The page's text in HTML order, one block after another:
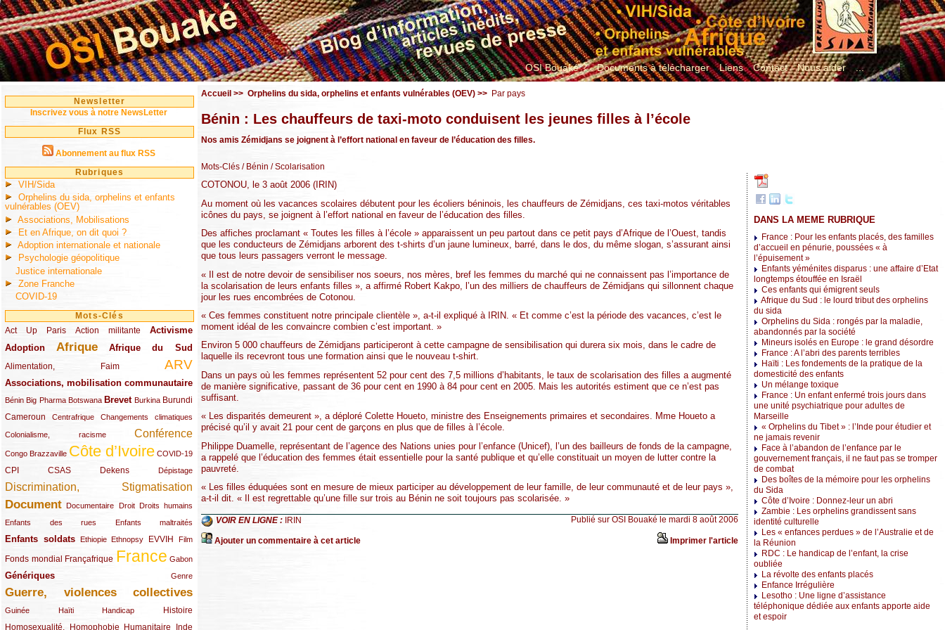
OSI Bouaké ? Documents à télécharger Liens Contact Nous aider ...
Newsletter
Inscrivez vous à notre NewsLetter
Flux RSS
Abonnement au flux RSS
Rubriques
VIH/Sida
Orphelins du sida, orphelins et enfants
vulnérables (OEV)
Associations, Mobilisations
Et en Afrique, on dit quoi ?
Adoption internationale et nationale
Psychologie géopolitique
Justice internationale
Zone Franche
COVID-19
Mots-Clés
Act Up Paris
(49/289) Action militante
(32/289) Activisme
(73/289)
Adoption
(82/289) Afrique
(161/289) Afrique du Sud
(73/289)
Alimentation, Faim
(48/289) ARV
(203/289)
Associations, mobilisation communautaire
(65/289)
Bénin
(13/289)Big Pharma
(16/289) Botswana
(9/289) Brevet
(83/289) Burkina
(18/289) Burundi
(30/289)
Cameroun
(47/289) Centrafrique
(23/289) Changements climatiques
(10/289)
Colonialisme, racisme
(19/289) Conférence
(118/289)
Congo Brazzaville
(24/289) Côte d’Ivoire
(263/289) COVID-19
(13/289)
CPI
(48/289) CSAS
(32/289) Dekens
(29/289) Dépistage
(19/289)
Discrimination, Stigmatisation
(131/289)
Document
(145/289) Documentaire
(9/289) Droit
(20/289) Droits humains
(22/289)
Enfants des rues
(21/289) Enfants maltraités
(10/289)
Enfants soldats
(68/289) Ethiopie
(12/289) Ethnopsy
(15/289) EVVIH
(55/289) Film
(22/289)
Fonds mondial
(48/289) Françafrique
(39/289) France
(289/289) Gabon
(12/289)
Génériques
(59/289) Genre
(22/289)
Guerre, violences collectives
(149/289)
Guinée
(12/289) Haïti
(15/289) Handicap
(10/289) Histoire
(49/289)
Homosexualité, Homophobie
(44/289) Humanitaire
(47/289) Inde
(34/289)
Accueil >> Orphelins du sida, orphelins et enfants vulnérables (OEV) >> Par pays
Bénin : Les chauffeurs de taxi-moto conduisent les jeunes filles à l’école
Nos amis Zémidjans se joignent à l’effort national en faveur de l’éducation des filles.
Mots-Clés / Bénin / Scolarisation
COTONOU, le 3 août 2006 (IRIN)
Au moment où les vacances scolaires débutent pour les écoliers béninois, les chauffeurs de Zémidjans, ces taxi-motos véritables
icônes du pays, se joignent à l’effort national en faveur de l’éducation des filles.
Des affiches proclamant « Toutes les filles à l’école » apparaissent un peu partout dans ce petit pays d’Afrique de l’Ouest, tandis
que les conducteurs de Zémidjans arborent des t-shirts d’un jaune lumineux, barré, dans le dos, du même slogan, s’assurant ainsi
que tous leurs passagers verront le message.
« Il est de notre devoir de sensibiliser nos soeurs, nos mères, bref les femmes du marché qui ne connaissent pas l’importance de
la scolarisation de leurs enfants filles », a affirmé Robert Kakpo, l’un des milliers de chauffeurs de Zémidjans qui sillonnent chaque
jour les rues encombrées de Cotonou.
« Ces femmes constituent notre principale clientèle », a-t-il expliqué à IRIN. « Et comme c’est la période des vacances, c’est le
moment idéal de les convaincre combien c’est important. »
Environ 5 000 chauffeurs de Zémidjans participeront à cette campagne de sensibilisation qui durera six mois, dans le cadre de
laquelle ils recevront tous une formation ainsi que le nouveau t-shirt.
Dans un pays où les femmes représentent 52 pour cent des 7,5 millions d’habitants, le taux de scolarisation des filles a augmenté
de manière significative, passant de 36 pour cent en 1990 à 84 pour cent en 2005. Mais les autorités estiment que ce n’est pas
suffisant.
« Les disparités demeurent », a déploré Colette Houeto, ministre des Enseignements primaires et secondaires. Mme Houeto a
précisé qu’il y avait 21 pour cent de garçons en plus que de filles à l’école.
Philippe Duamelle, représentant de l’agence des Nations unies pour l’enfance (Unicef), l’un des bailleurs de fonds de la campagne,
a rappelé que l’éducation des femmes était essentielle pour la santé publique et qu’elle constituait un moyen de lutter contre la
pauvreté.
« Les filles éduquées sont en mesure de mieux participer au développement de leur famille, de leur communauté et de leur pays »,
a-t-il dit. « Il est regrettable qu’une fille sur trois au Bénin ne soit toujours pas scolarisée. »
VOIR EN LIGNE : IRIN Publié sur OSI Bouaké le mardi 8 août 2006
Ajouter un commentaire à cet article Imprimer l'article
DANS LA MEME RUBRIQUE
France : Pour les enfants placés, des familles
d’accueil en pénurie, poussées « à
l’épuisement »
Enfants yéménites disparus : une affaire d’Etat
longtemps étouffée en Israël
Ces enfants qui émigrent seuls
Afrique du Sud : le lourd tribut des orphelins
du sida
Orphelins du Sida : rongés par la maladie,
abandonnés par la société
Mineurs isolés en Europe : le grand désordre
France : A l’abri des parents terribles
Haïti : Les fondements de la pratique de la
domesticité des enfants
Un mélange toxique
France : Un enfant enfermé trois jours dans
une unité psychiatrique pour adultes de
Marseille
« Orphelins du Tibet » : l’Inde pour étudier et
ne jamais revenir
Face à l’abandon de l’enfance par le
gouvernement français, il ne faut pas se tromper
de combat
Des boîtes de la mémoire pour les orphelins
du Sida
Côte d’Ivoire : Donnez-leur un abri
Zambie : Les orphelins grandissent sans
identité culturelle
Les « enfances perdues » de l’Australie et de
la Réunion
RDC : Le handicap de l’enfant, la crise
oubliée
La révolte des enfants placés
Enfance Irrégulière
Lesotho : Une ligne d’assistance
téléphonique dédiée aux enfants apporte aide
et espoir